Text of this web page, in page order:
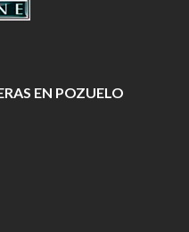
EN POZUELO